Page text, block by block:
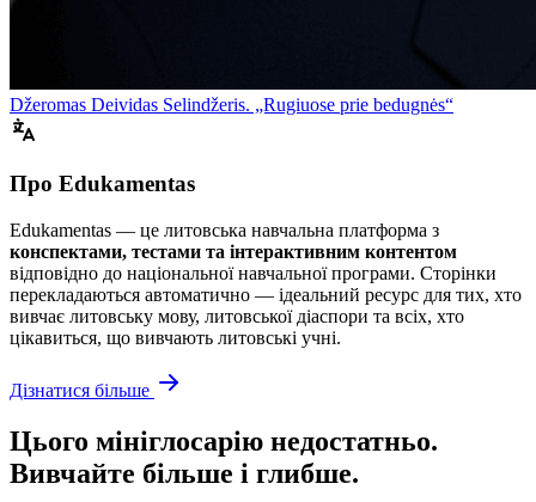
Džeromas Deividas Selindžeris. „Rugiuose prie bedugnės“
Про Edukamentas
Edukamentas — це литовська навчальна платформа з
конспектами, тестами та інтерактивним контентом
відповідно до національної навчальної програми. Сторінки
перекладаються автоматично — ідеальний ресурс для тих, хто
вивчає литовську мову, литовської діаспори та всіх, хто
цікавиться, що вивчають литовські учні.
Дізнатися більше
Цього мініглосарію недостатньо.
Вивчайте більше і глибше.